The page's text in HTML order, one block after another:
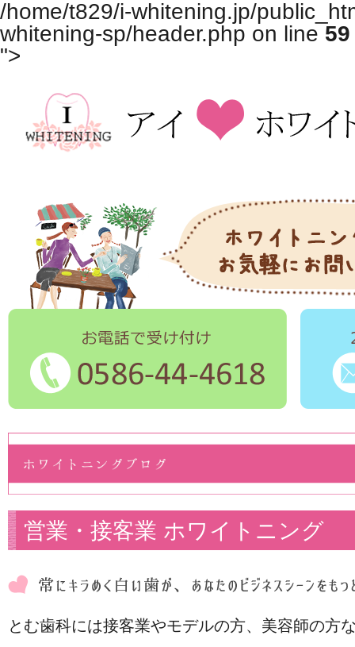
/home/t829/i-whitening.jp/
whitening-sp/header.php on line 59
">
営業・接客業 ホワイトニング
とむ歯科には接客業やモデルの方、美容師の方